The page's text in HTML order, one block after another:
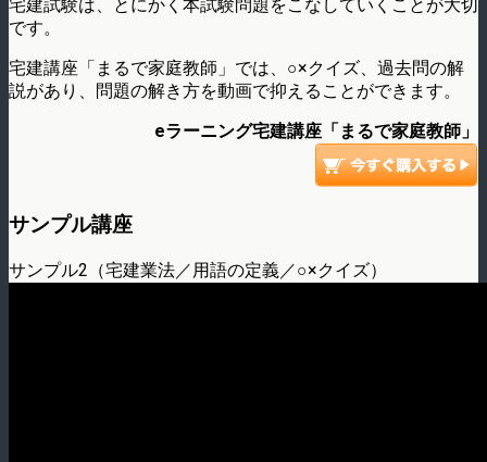
宅建試験は、とにかく本試験問題をこなしていくことが大切
です。
宅建講座「まるで家庭教師」では、○×クイズ、過去問の解
説があり、問題の解き方を動画で抑えることができます。
eラーニング宅建講座「まるで家庭教師」
サンプル講座
サンプル2（宅建業法／用語の定義／○×クイズ）